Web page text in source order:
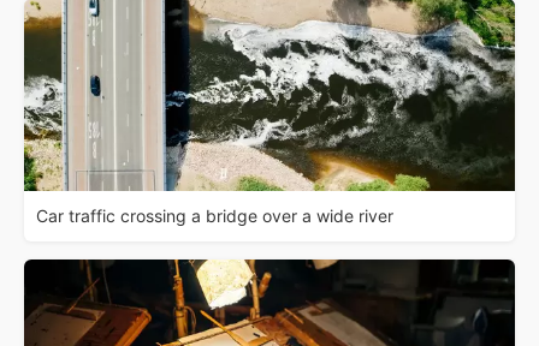
Car traffic crossing a bridge over a wide river